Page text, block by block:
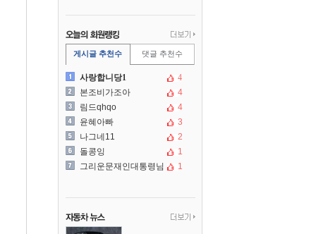
게시글 추천수 댓글 추천수
사랑합니당1
4
본조비가조아
4
림드qhqo
4
윤혜아빠
3
나그네11
2
돌콩잉
1
그리운문재인대통령님
1